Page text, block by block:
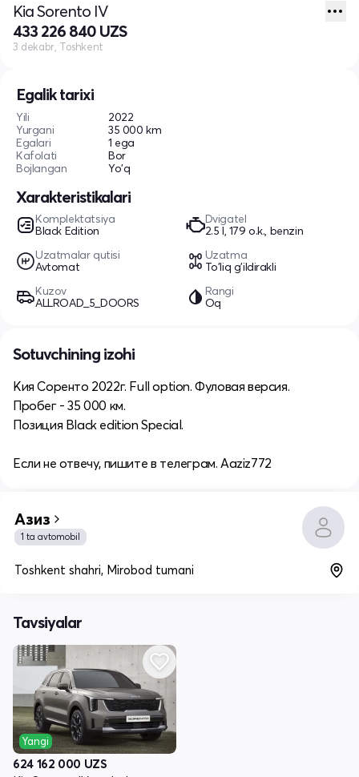
Egalik tarixi
Yili
2022
Yurgani
35 000 km
Egalari
1 ega
Kafolati
Bor
Bojlangan
Yo'q
Xarakteristikalari
Komplektatsiya
Black Edition
Dvigatel
2.5 l, 179 o.k., benzin
Uzatmalar qutisi
Avtomat
Uzatma
To'liq g'ildirakli
Kuzov
ALLROAD_5_DOORS
Rangi
Oq
Kia Sorento IV
433 226 840 UZS
3 dekabr, Toshkent
Sotuvchining izohi
Кия Соренто 2022г. Full option. Фуловая версия.
Пробег - 35 000 км.
Позиция Black edition Special.
Если не отвечу, пишите в телеграм. Aaziz772
Азиз
1 ta avtomobil
Toshkent shahri, Mirobod tumani
Tavsiyalar
Yangi
624 162 000 UZS